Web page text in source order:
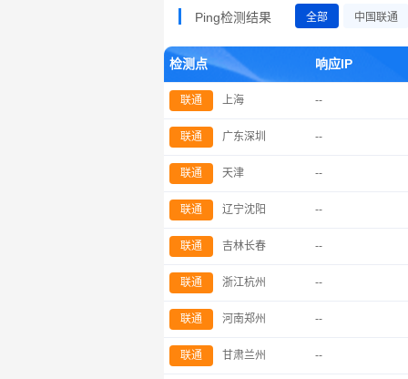
Ping检测结果 全部 中国联通
检测点 响应IP
联通 上海 --
联通 广东深圳 --
联通 天津 --
联通 辽宁沈阳 --
联通 吉林长春 --
联通 浙江杭州 --
联通 河南郑州 --
联通 甘肃兰州 --